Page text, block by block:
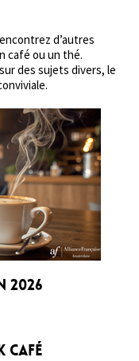
d’autres
café ou un thé.
des sujets divers, le
2026
Café